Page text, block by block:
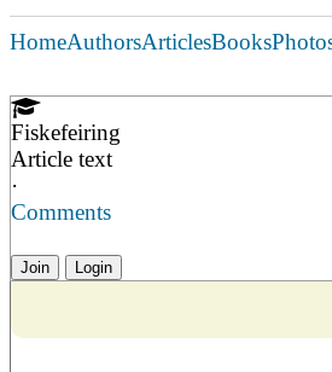
HomeAuthorsArticlesBooks
Fiskefeiring
Article text
·
Comments
Join Login